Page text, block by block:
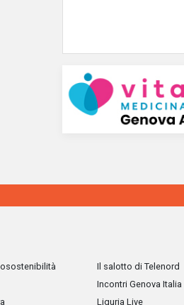
Il salotto di Telenord
Incontri Genova Italia
Liguria Live